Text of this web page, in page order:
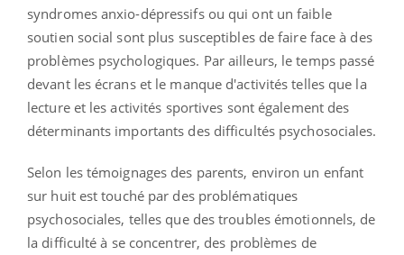
syndromes anxio-dépressifs ou qui ont un faible
soutien social sont plus susceptibles de faire face à des
problèmes psychologiques. Par ailleurs, le temps passé
devant les écrans et le manque d'activités telles que la
lecture et les activités sportives sont également des
déterminants importants des difficultés psychosociales.
Selon les témoignages des parents, environ un enfant
sur huit est touché par des problématiques
psychosociales, telles que des troubles émotionnels, de
la difficulté à se concentrer, des problèmes de